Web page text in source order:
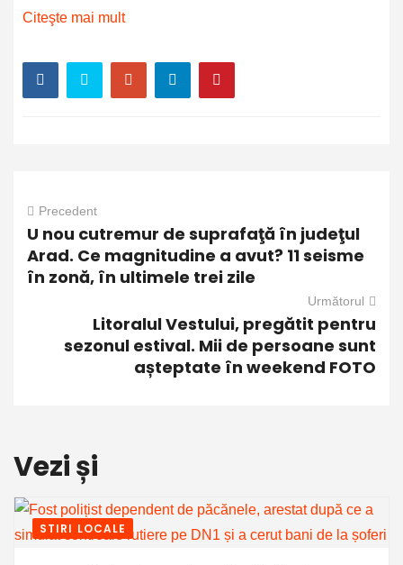
Citeşte mai mult
Precedent
U nou cutremur de suprafaţă în judeţul
Arad. Ce magnitudine a avut? 11 seisme
în zonă, în ultimele trei zile
Următorul
Litoralul Vestului, pregătit pentru
sezonul estival. Mii de persoane sunt
așteptate în weekend FOTO
Vezi și
STIRI LOCALE